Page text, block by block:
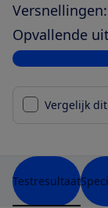
Versnellingen:
Opvallende
Bekijk alle
Vergelijk
Testresultaat